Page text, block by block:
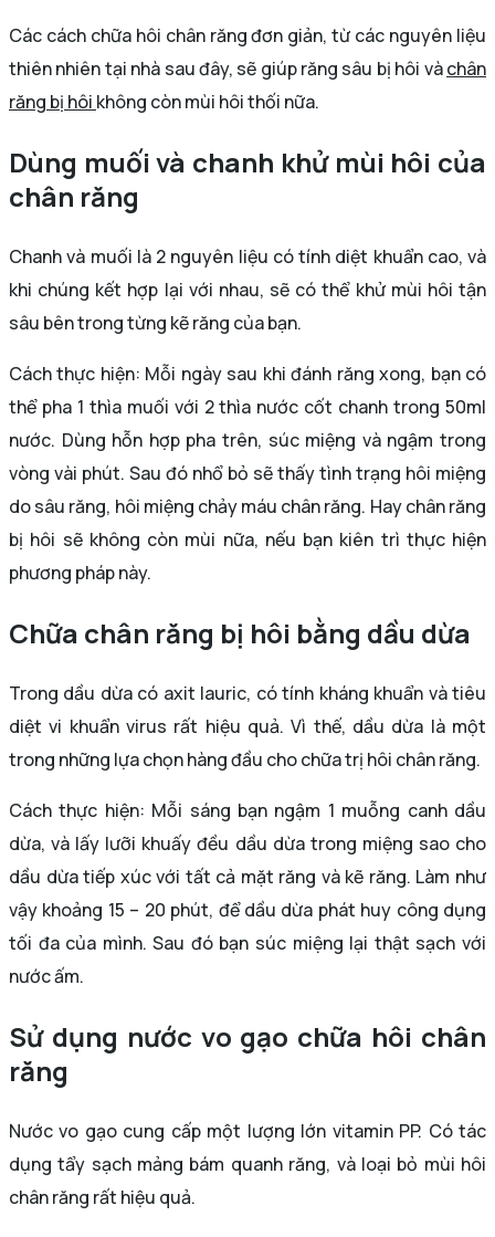
Các cách chữa hôi chân răng đơn giản, từ các nguyên liệu
thiên nhiên tại nhà sau đây, sẽ giúp răng sâu bị hôi vàchân
răng bị hôi không còn mùi hôi thối nữa.
Dùng muối và chanh khử mùi hôi của
chân răng
Chanh và muối là 2 nguyên liệu có tính diệt khuẩn cao, và
khi chúng kết hợp lại với nhau, sẽ có thể khử mùi hôi tận
sâu bên trong từng kẽ răng của bạn.
Cách thực hiện: Mỗi ngày sau khi đánh răng xong, bạn có
thể pha 1 thìa muối với 2 thìa nước cốt chanh trong 50ml
nước. Dùng hỗn hợp pha trên, súc miệng và ngậm trong
vòng vài phút. Sau đó nhổ bỏ sẽ thấy tình trạng hôi miệng
do sâu răng, hôi miệng chảy máu chân răng. Hay chân răng
bị hôi sẽ không còn mùi nữa, nếu bạn kiên trì thực hiện
phương pháp này.
Chữa chân răng bị hôi bằng dầu dừa
Trong dầu dừa có axit lauric, có tính kháng khuẩn và tiêu
diệt vi khuẩn virus rất hiệu quả. Vì thế, dầu dừa là một
trong những lựa chọn hàng đầu cho chữa trị hôi chân răng.
Cách thực hiện: Mỗi sáng bạn ngậm 1 muỗng canh dầu
dừa, và lấy lưỡi khuấy đều dầu dừa trong miệng sao cho
dầu dừa tiếp xúc với tất cả mặt răng và kẽ răng. Làm như
vậy khoảng 15 – 20 phút, để dầu dừa phát huy công dụng
tối đa của mình. Sau đó bạn súc miệng lại thật sạch với
nước ấm.
Sử dụng nước vo gạo chữa hôi chân
răng
Nước vo gạo cung cấp một lượng lớn vitamin PP. Có tác
dụng tẩy sạch mảng bám quanh răng, và loại bỏ mùi hôi
chân răng rất hiệu quả.